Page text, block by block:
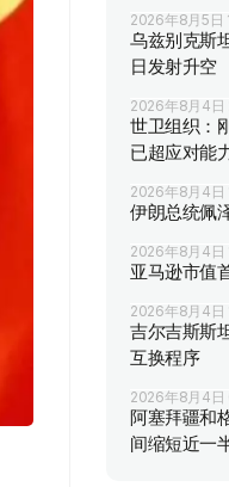
2026年8月5日
乌兹别克斯
日发射升空
2026年8月4日
世卫组织：
已超应对能
2026年8月4日
伊朗总统佩
2026年8月4日
亚马逊市值
2026年8月4日
吉尔吉斯斯
互换程序
2026年8月4日
阿塞拜疆和
间缩短近一